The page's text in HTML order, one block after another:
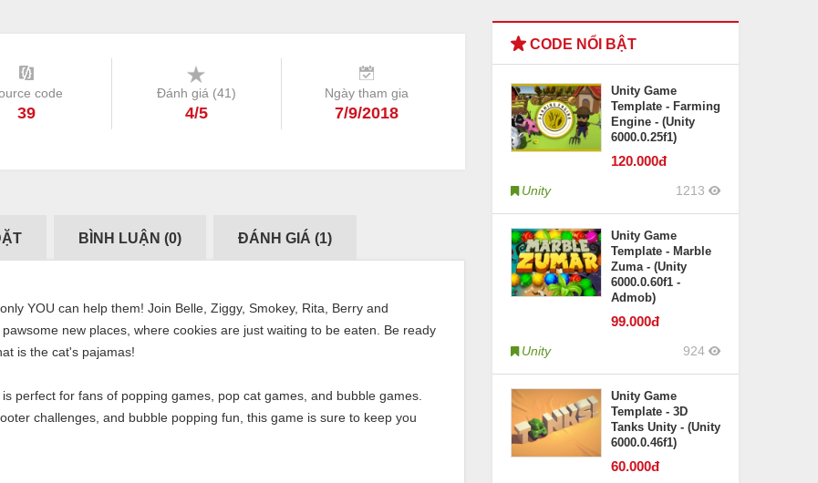
code
39
Đánh giá (41)
4/5
Ngày tham gia
7/9/2018
BÌNH LUẬN (0) ĐÁNH GIÁ (1)
YOU can help them! Join Belle, Ziggy, Smokey, Rita, Berry and
new places, where cookies are just waiting to be eaten. Be ready
is the cat's pajamas!
perfect for fans of popping games, pop cat games, and bubble games.
challenges, and bubble popping fun, this game is sure to keep you
CODE NỔI BẬT
Unity Game
Template - Farming
Engine - (Unity
6000.0.25f1)
120.000đ
Unity 1213
Unity Game
Template - Marble
Zuma - (Unity
6000.0.60f1 -
Admob)
99.000đ
Unity 924
Unity Game
Template - 3D
Tanks Unity - (Unity
6000.0.46f1)
60.000đ